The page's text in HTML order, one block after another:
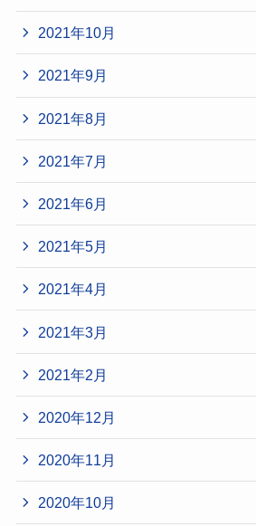
2021年10月
2021年9月
2021年8月
2021年7月
2021年6月
2021年5月
2021年4月
2021年3月
2021年2月
2020年12月
2020年11月
2020年10月